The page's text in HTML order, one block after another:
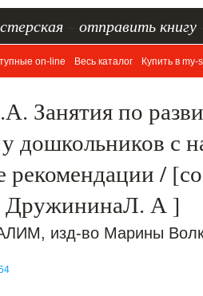
отправить книгу
on-line Весь каталог Купить в my-
Занятия по
дошкольников с
рекомендации /
ДружининаЛ. А ]
изд-во Марины